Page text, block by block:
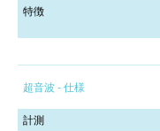
特徴
超音波 - 仕様
計測